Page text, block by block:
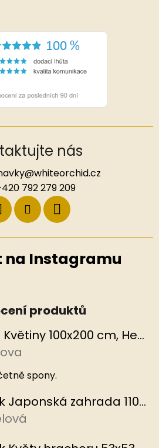
nás
@whiteorchid.cz
792 279 209
na Instagramu
produktů
Kašmírový pléd Květiny 100x200 cm, Hedvábný svět
5 z 5 hvězdiček.
spony.
Hedvábný šátek Japonská zahrada 110x110 cm v dárkovém balení, HEDVÁBNÝ SVĚT
5 z 5 hvězdiček.